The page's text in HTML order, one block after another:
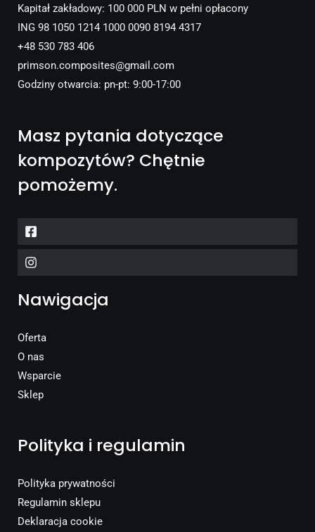
Kapitał zakładowy: 100 000 PLN w pełni opłacony
ING 98 1050 1214 1000 0090 8194 4317
+48 530 783 406
primson.composites@gmail.com
Godziny otwarcia: pn-pt: 9:00-17:00
Masz pytania dotyczące
kompozytów? Chętnie
pomożemy.
Nawigacja
Oferta
O nas
Wsparcie
Sklep
Polityka i regulamin
Polityka prywatności
Regulamin sklepu
Deklaracja cookie